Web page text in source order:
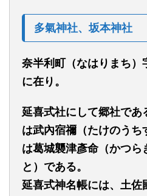
多氣神社、坂本神社
奈半利町（なはりまち）
に在り。
延喜式社にして郷社であ
は武內宿禰（たけのうち
は葛城襲津彥命（かつら
と）である。
延喜式神名帳には、土佐